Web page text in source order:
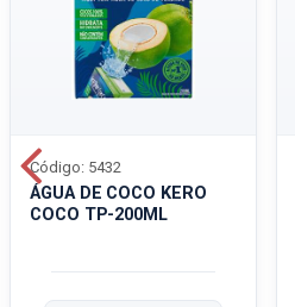
ÁGUA DE COCO KERO
COCO TP-200ML
Código: 5432